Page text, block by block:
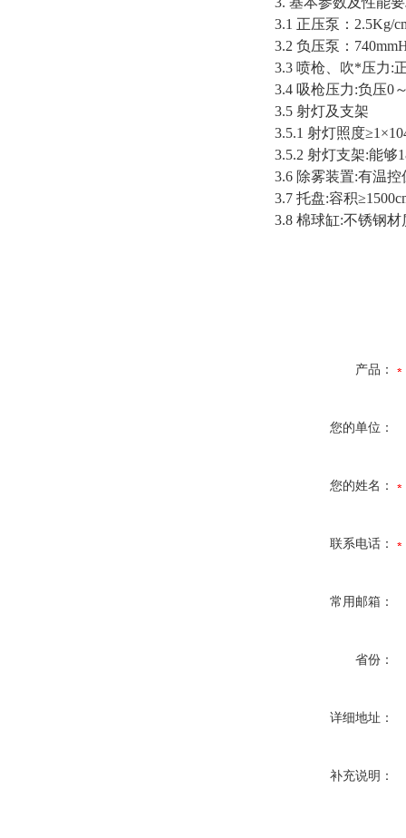
3.1 正压泵：2.5Kg/
3.2 负压泵：
3.3 喷枪、吹*压力:
3.4 吸枪压力:负压0
3.5 射灯及支架
3.5.1 射灯照度
3.5.2 射灯支架:能够
3.6 除雾装置:有温
3.7 托盘:容积
3.8 棉球缸:不锈钢
产品：
您的单位：
您的姓名：
联系电话：
常用邮箱：
省份：
详细地址：
补充说明：